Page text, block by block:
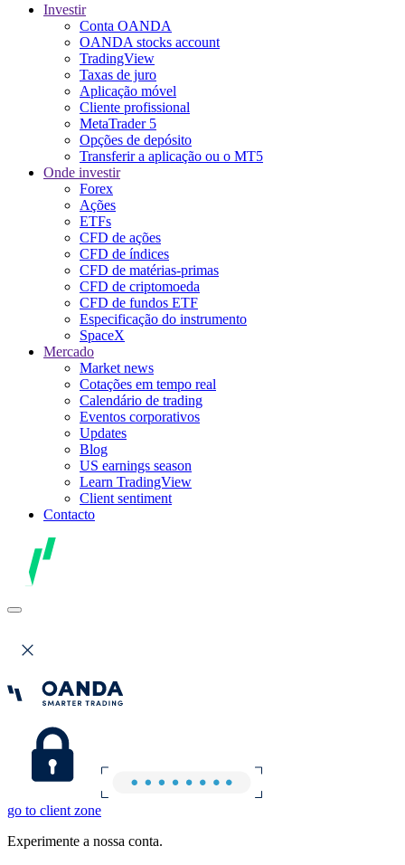
Investir
Conta OANDA
OANDA stocks account
TradingView
Taxas de juro
Aplicação móvel
Cliente profissional
MetaTrader 5
Opções de depósito
Transferir a aplicação ou o MT5
Onde investir
Forex
Ações
ETFs
CFD de ações
CFD de índices
CFD de matérias-primas
CFD de criptomoeda
CFD de fundos ETF
Especificação do instrumento
SpaceX
Mercado
Market news
Cotações em tempo real
Calendário de trading
Eventos corporativos
Updates
Blog
US earnings season
Learn TradingView
Client sentiment
Contacto
go to client zone
Experimente a nossa conta.